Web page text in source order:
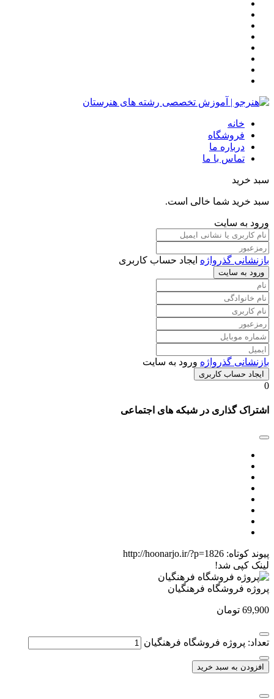
خانه
فروشگاه
درباره ما
تماس با ما
سبد خرید
سبد خرید شما خالی است.
ورود به سایت
بازنشانی گذرواژه ایجاد حساب کاربری
ورود به سایت
بازنشانی گذرواژه ورود به سایت
ایجاد حساب کاربری
0
اشتراک گذاری در شبکه های اجتماعی
پیوند کوتاه: http://hoonarjo.ir/?p=1826
لینک کپی شد!
پروژه فروشگاه فرهنگیان
69,900 تومان
تعداد: پروژه فروشگاه فرهنگیان
افزودن به سبد خرید